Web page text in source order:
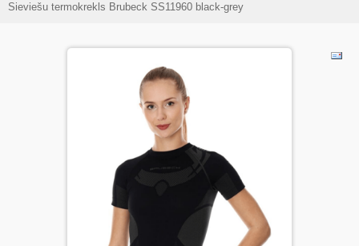
SIEVIETES
Sieviešu termokrekls Brubeck SS11960 black-grey